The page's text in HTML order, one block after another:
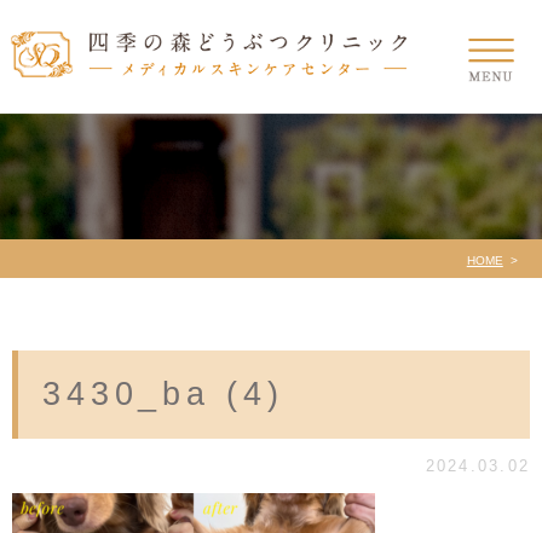
HOME
3430_ba (4)
2024.03.02